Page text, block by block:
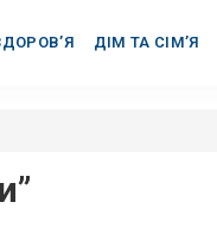
ДІМ ТА СІМ’Я